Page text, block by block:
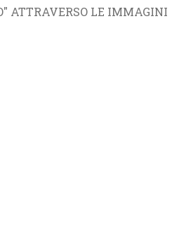
ATTRAVERSO LE IMMAGINI